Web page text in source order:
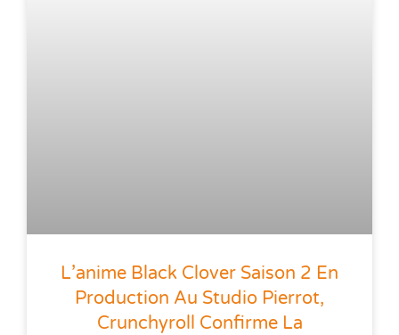
L’anime Black Clover Saison 2 En
Production Au Studio Pierrot,
Crunchyroll Confirme La